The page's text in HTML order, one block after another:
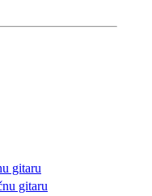
gitaru
gitaru